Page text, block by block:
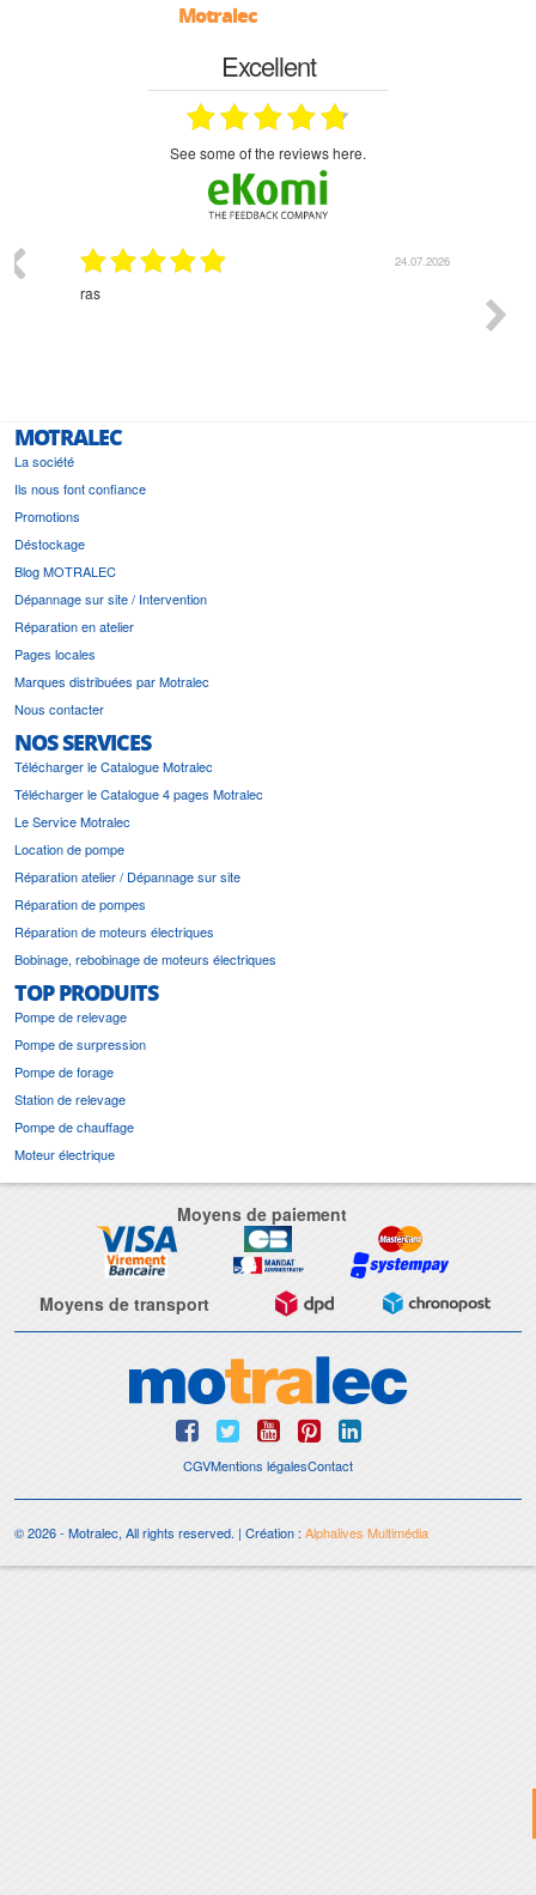
Motralec
Excellent
see some of the reviews here.
18.07.2026
Monsieur Delhaye est une personne disponible, à
MOTRALEC
La société
Ils nous font confiance
Promotions
Déstockage
Blog MOTRALEC
Dépannage sur site / Intervention
Réparation en atelier
Pages locales
Marques distribuées par Motralec
Nous contacter
NOS SERVICES
Télécharger le Catalogue Motralec
Télécharger le Catalogue 4 pages Motralec
Le Service Motralec
Location de pompe
Réparation atelier / Dépannage sur site
Réparation de pompes
Réparation de moteurs électriques
Bobinage, rebobinage de moteurs électriques
TOP PRODUITS
Pompe de relevage
Pompe de surpression
Pompe de forage
Station de relevage
Pompe de chauffage
Moteur électrique
Moyens de paiement
Moyens de transport
CGVMentions légalesContact
© 2026 - Motralec, All rights reserved. | Création : Alphalives Multimédia